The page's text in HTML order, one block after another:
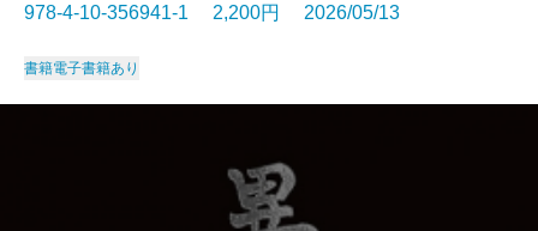
978-4-10-356941-1 2,200円 2026/05/13
書籍電子書籍あり